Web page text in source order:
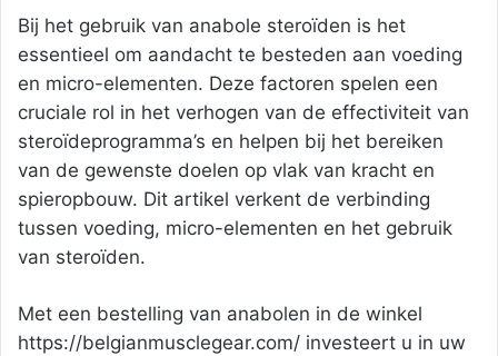
Bij het gebruik van anabole steroïden is het
essentieel om aandacht te besteden aan voeding
en micro-elementen. Deze factoren spelen een
cruciale rol in het verhogen van de effectiviteit van
steroïdeprogramma’s en helpen bij het bereiken
van de gewenste doelen op vlak van kracht en
spieropbouw. Dit artikel verkent de verbinding
tussen voeding, micro-elementen en het gebruik
van steroïden.
Met een bestelling van anabolen in de winkel
https://belgianmusclegear.com/ investeert u in uw